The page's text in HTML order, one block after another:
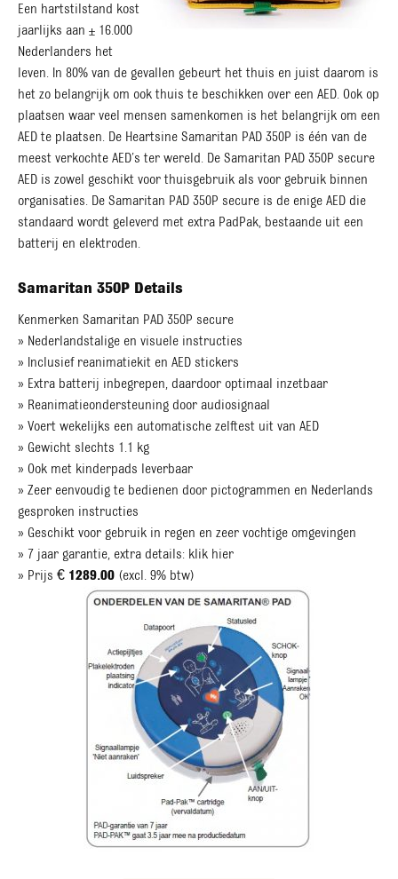
Een hartstilstand kost
jaarlijks aan ± 16.000
Nederlanders het
leven. In 80% van de gevallen gebeurt het thuis en juist daarom is
het zo belangrijk om ook thuis te beschikken over een AED. Ook op
plaatsen waar veel mensen samenkomen is het belangrijk om een
AED te plaatsen. De Heartsine Samaritan PAD 350P is één van de
meest verkochte AED’s ter wereld. De Samaritan PAD 350P secure
AED is zowel geschikt voor thuisgebruik als voor gebruik binnen
organisaties. De Samaritan PAD 350P secure is de enige AED die
standaard wordt geleverd met extra PadPak, bestaande uit een
batterij en elektroden.
Samaritan 350P Details
Kenmerken Samaritan PAD 350P secure
» Nederlandstalige en visuele instructies
» Inclusief reanimatiekit en AED stickers
» Extra batterij inbegrepen, daardoor optimaal inzetbaar
» Reanimatieondersteuning door audiosignaal
» Voert wekelijks een automatische zelftest uit van AED
» Gewicht slechts 1.1 kg
» Ook met kinderpads leverbaar
» Zeer eenvoudig te bedienen door pictogrammen en Nederlands
gesproken instructies
» Geschikt voor gebruik in regen en zeer vochtige omgevingen
» 7 jaar garantie, extra details: klik hier
» Prijs € 1289.00 (excl. 9% btw)